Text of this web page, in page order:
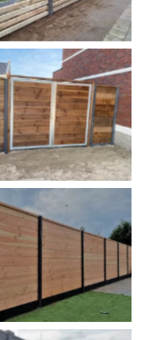
Dubbele poort
Douglas